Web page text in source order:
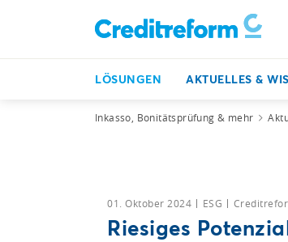
LÖSUNGEN AKTUELLES &
Inkasso, Bonitätsprüfung & mehr
01. Oktober 2024 ESG
Riesiges